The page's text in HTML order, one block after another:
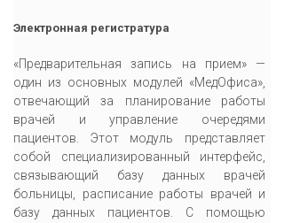
Электронная регистратура
«Предварительная запись на прием» —
один из основных модулей «МедОфиса»,
отвечающий за планирование работы
врачей и управление очередями
пациентов. Этот модуль представляет
собой специализированный интерфейс,
связывающий базу данных врачей
больницы, расписание работы врачей и
базу данных пациентов. С помощью